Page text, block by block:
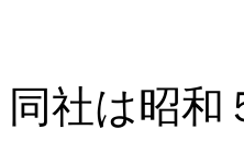
同社は昭和